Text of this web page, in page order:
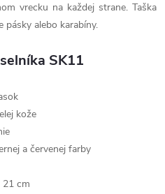
vrecku na každej strane. Taška
pásky alebo karabíny.
SK11
kože
a červenej farby
21 cm